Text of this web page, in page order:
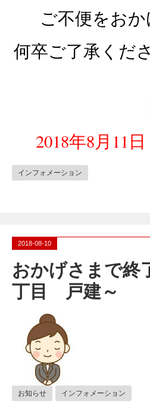
ご不便をお
何卒ご了承くだ
2018年8月11
インフォメーション
2018-08-10
おかげさまで
丁目 戸建～
お知らせ インフォメーション